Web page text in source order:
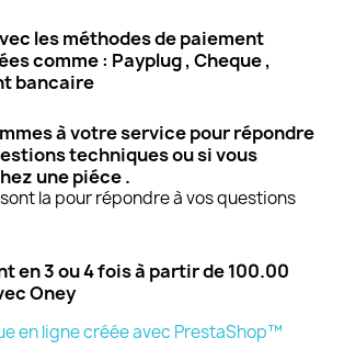
les méthodes de paiement
comme : Payplug , Cheque ,
bancaire
à votre service pour répondre
techniques ou si vous
une piéce .
la pour répondre à vos questions
en 3 ou 4 fois à partir de 100.00
Oney
en ligne créée avec PrestaShop™